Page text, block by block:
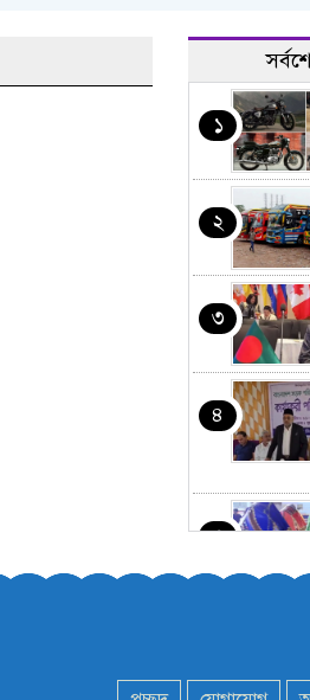
১
২
৩
৪
৫